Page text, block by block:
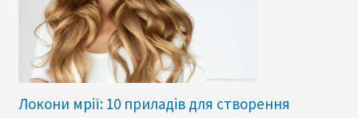
Локони мрії: 10 приладів для створення